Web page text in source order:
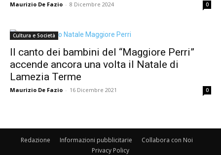
Maurizio De Fazio - 8 Dicembre 2024 0
Cultura e Società
Il canto dei bambini del “Maggiore Perri”
accende ancora una volta il Natale di
Lamezia Terme
Maurizio De Fazio - 16 Dicembre 2021 0
Redazione Informazioni pubblicitarie
Collabora con Noi
Privacy Policy